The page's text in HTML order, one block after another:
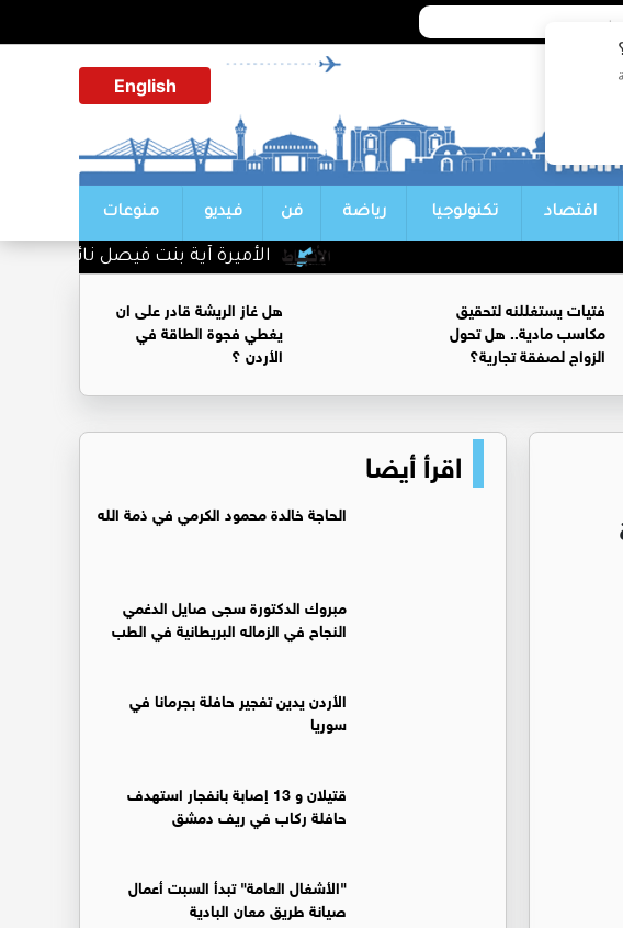
English
اقتصاد تكنولوجيا رياضة فن فيديو منوعات
الأميرة آية بنت فيصل نائباً لرئيس
فتيات يستغللنه لتحقيق
مكاسب مادية.. هل تحول
الزواج لصفقة تجارية؟
هل غاز الريشة قادر على ان
يغطي فجوة الطاقة في
الأردن ؟
اقرأ أيضا
الحاجة خالدة محمود الكرمي في ذمة الله
مبروك الدكتورة سجى صايل الدغمي
النجاح في الزماله البريطانية في الطب
الأردن يدين تفجير حافلة بجرمانا في
سوريا
قتيلان و 13 إصابة بانفجار استهدف
حافلة ركاب في ريف دمشق
"الأشغال العامة" تبدأ السبت أعمال
صيانة طريق معان البادية